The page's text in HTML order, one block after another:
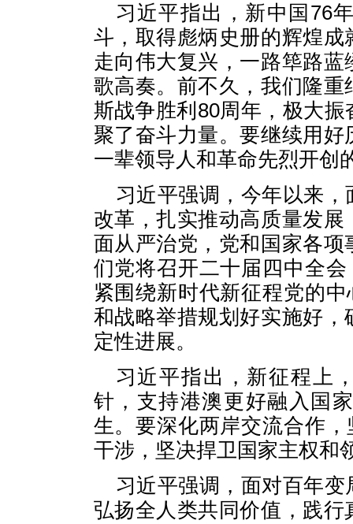
习近平指出，新中国76
斗，取得彪炳史册的辉煌
走向伟大复兴，一路筚路
歌高奏。前不久，我们隆
斯战争胜利80周年，极大
聚了奋斗力量。要继续用
一辈领导人和革命先烈开创
习近平强调，今年以来
改革，扎实推动高质量发
面从严治党，党和国家各
们党将召开二十届四中全
紧围绕新时代新征程党的
和战略举措规划好实施好
定性进展。
习近平指出，新征程上
针，支持港澳更好融入国
生。要深化两岸交流合作
干涉，坚决捍卫国家主权和
习近平强调，面对百年
弘扬全人类共同价值，践